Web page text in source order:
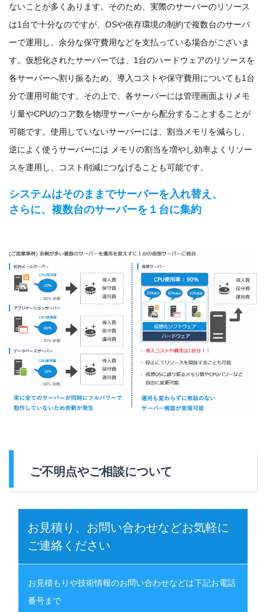
ないことが多くあります。そのため、実際のサーバーのリソース
は1台で十分なのですが、OSや依存環境の制約で複数台のサーバ
ーで運用し、余分な保守費用などを支払っている場合がございま
す。仮想化されたサーバーでは、1台のハードウェアのリソースを
各サーバーへ割り振るため、導入コストや保守費用についても1台
分で運用可能です。その上で、各サーバーには管理画面よりメモ
リ量やCPUのコア数を物理サーバーから配分することすることが
可能です。使用していないサーバーには、割当メモリを減らし、
逆によく使うサーバーには メモリの割当を増やし効率よくリソー
スを運用し、コスト削減につなげることも可能です。
システムはそのままでサーバーを入れ替え、
さらに、複数台のサーバーを１台に集約
ご不明点やご相談について
お見積り、お問い合わせなどお気軽に
ご連絡ください
お見積もりや技術情報のお問い合わせなどは下記お電話
番号まで